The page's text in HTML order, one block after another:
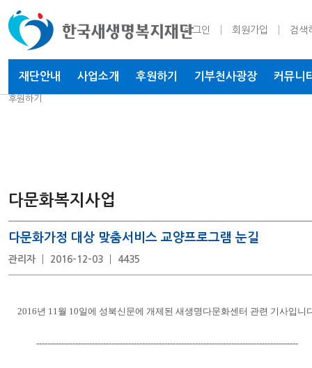
재단안내 사업소개 후원하기 기부천사광장 커뮤니
로그인 회원가입 검색
후원하기
다문화복지사업
다문화가정 대상 맞춤서비스 교양프로그램 눈길
관리자 2016-12-03 4435
2016년 11월 10일에 성북신문에 개제된 새생명다문화센터 관련 기사입니
----------------------------------------------------------------------------------------------